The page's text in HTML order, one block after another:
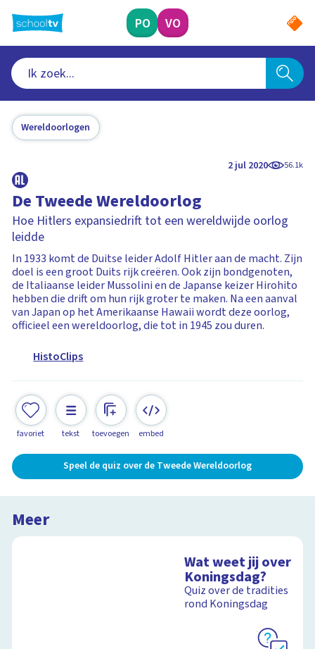
naar
hoofdinhoud
PO VO
Wereldoorlogen
2 jul 2020 56.1k
De Tweede Wereldoorlog
Hoe Hitlers expansiedrift tot een wereldwijde oorlog
leidde
In 1933 komt de Duitse leider Adolf Hitler aan de macht. Zijn
doel is een groot Duits rijk creëren. Ook zijn bondgenoten,
de Italiaanse leider Mussolini en de Japanse keizer Hirohito
hebben die drift om hun rijk groter te maken. Na een aanval
van Japan op het Amerikaanse Hawaii wordt deze oorlog,
officieel een wereldoorlog, die tot in 1945 zou duren.
HistoClips
favoriet tekst toevoegen embed
Speel de quiz over de Tweede Wereldoorlog
Meer
Wat weet jij over
Koningsdag?
Quiz over de tradities
rond Koningsdag